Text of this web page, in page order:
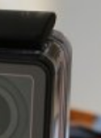
אודות